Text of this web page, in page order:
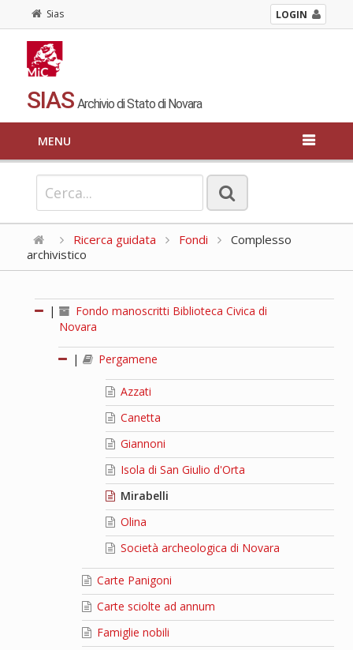
Sias LOGIN
SIAS Archivio di Stato di Novara
MENU
Ricerca guidata Fondi
Complesso
archivistico
|
Fondo manoscritti Biblioteca Civica di
Novara
| Pergamene
Azzati
Canetta
Giannoni
Isola di San Giulio d'Orta
Mirabelli
Olina
Società archeologica di Novara
Carte Panigoni
Carte sciolte ad annum
Famiglie nobili